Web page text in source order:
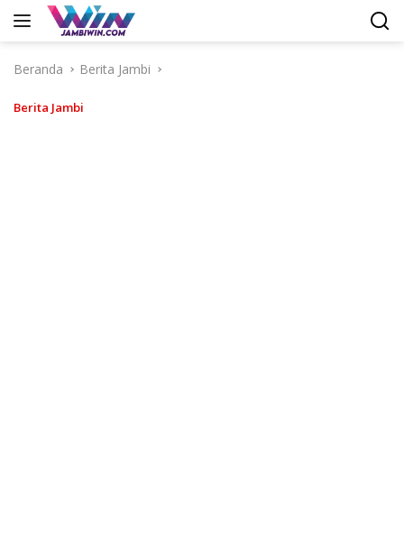
Langsung
Beranda
Berita Jambi
Berita Jambi